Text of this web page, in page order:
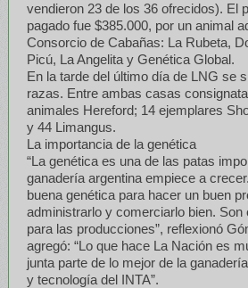
vendieron 23 de los 36 ofrecidos). El
pagado fue $385.000, por un animal
Consorcio de Cabañas: La Rubeta,
Picú, La Angelita y Genética Global.
En la tarde del último día de LNG se
razas. Entre ambas casas
animales Hereford; 14 ejemplares
y 44 Limangus.
La importancia de la genética
“La genética es una de las patas
ganadería argentina empiece a
buena genética para hacer un buen
administrarlo y comerciarlo bien.
para las producciones”, reflexionó
agregó: “Lo que hace La Nación es
junta parte de lo mejor de la
y tecnología del INTA”.